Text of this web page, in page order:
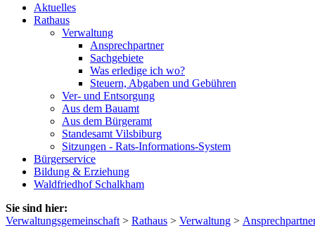
Aktuelles
Rathaus
Verwaltung
Ansprechpartner
Sachgebiete
Was erledige ich wo?
Steuern, Abgaben und Gebühren
Ver- und Entsorgung
Aus dem Bauamt
Aus dem Bürgeramt
Standesamt Vilsbiburg
Sitzungen - Rats-Informations-System
Bürgerservice
Bildung & Erziehung
Waldfriedhof Schalkham
Sie sind hier:
Verwaltungsgemeinschaft > Rathaus > Verwaltung >